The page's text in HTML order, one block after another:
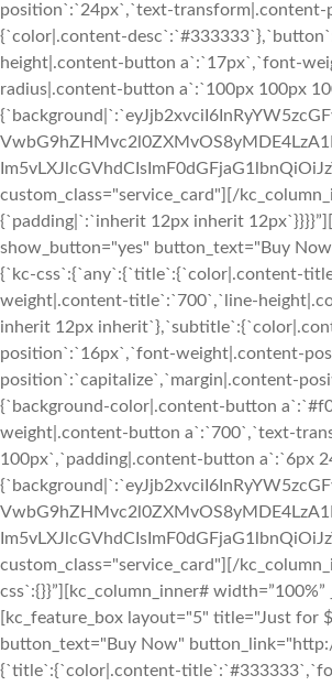
position`:`24px`,`text-
{`color|.content-
height|.content-button a`:`17px`,`font-
radius|.content-button a`:`100px 100px
custom_class="service_card"][/
{`padding|`:`inherit 12px inherit
show_button="yes" button_text="Buy
{`kc-css`:{`any`:{`title`:{`color|.content-
weight|.content-title`:`700`,`line-
inherit 12px
position`:`16px`,`font-weight|.content-
position`:`capitalize`,`margin|.content-
{`background-color|.content-button
weight|.content-button a`:`700`,`text-
100px`,`padding|.content-button a`:`6px
custom_class="service_card"][/
css`:{}}”][kc_column_inner#
[kc_feature_box layout="5" title="Just for
button_text="Buy Now"
{`title`:{`color|.content-